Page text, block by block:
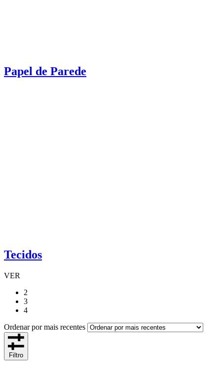
Papel de Parede
Tecidos
VER
2
3
4
Ordenar por mais recentes
Filtro